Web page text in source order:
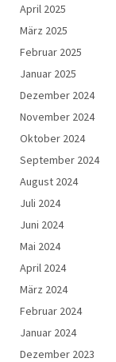
April 2025
März 2025
Februar 2025
Januar 2025
Dezember 2024
November 2024
Oktober 2024
September 2024
August 2024
Juli 2024
Juni 2024
Mai 2024
April 2024
März 2024
Februar 2024
Januar 2024
Dezember 2023